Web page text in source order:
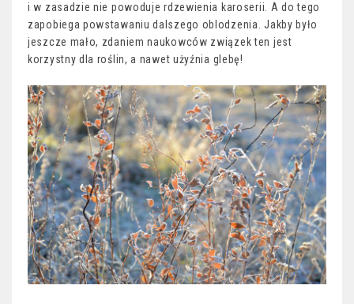
i w zasadzie nie powoduje rdzewienia karoserii. A do tego
zapobiega powstawaniu dalszego oblodzenia. Jakby było
jeszcze mało, zdaniem naukowców związek ten jest
korzystny dla roślin, a nawet użyźnia glebę!